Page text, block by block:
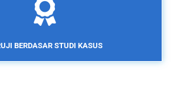
BERDASAR STUDI KASUS